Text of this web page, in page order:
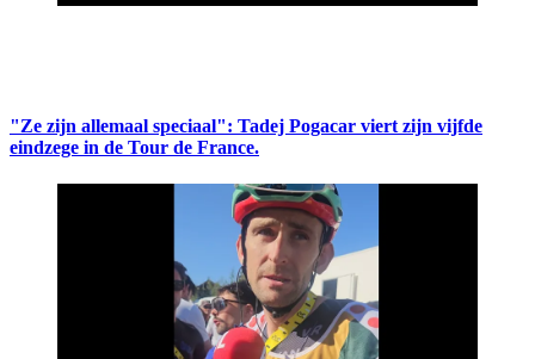
"Ze zijn allemaal speciaal": Tadej Pogacar viert zijn vijfde
eindzege in de Tour de France.